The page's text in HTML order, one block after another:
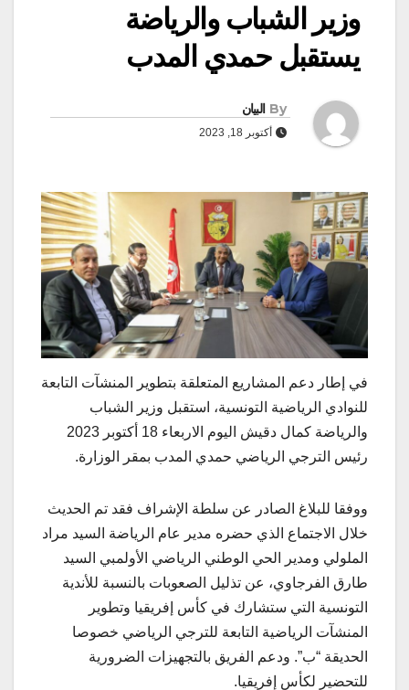
وزير الشباب والرياضة
يستقبل حمدي المدب
By البيان
أكتوبر 18, 2023
في إطار دعم المشاريع المتعلقة بتطوير المنشآت التابعة
للنوادي الرياضية التونسية، استقبل وزير الشباب
والرياضة كمال دقيش اليوم الاربعاء 18 أكتوبر 2023
رئيس الترجي الرياضي حمدي المدب بمقر الوزارة.
ووفقا للبلاغ الصادر عن سلطة الإشراف فقد تم الحديث
خلال الاجتماع الذي حضره مدير عام الرياضة السيد مراد
الملولي ومدير الحي الوطني الرياضي الأولمبي السيد
طارق الفرجاوي، عن تذليل الصعوبات بالنسبة للأندية
التونسية التي ستشارك في كأس إفريقيا وتطوير
المنشآت الرياضية التابعة للترجي الرياضي خصوصا
الحديقة “ب”. ودعم الفريق بالتجهيزات الضرورية
للتحضير لكأس إفريقيا.